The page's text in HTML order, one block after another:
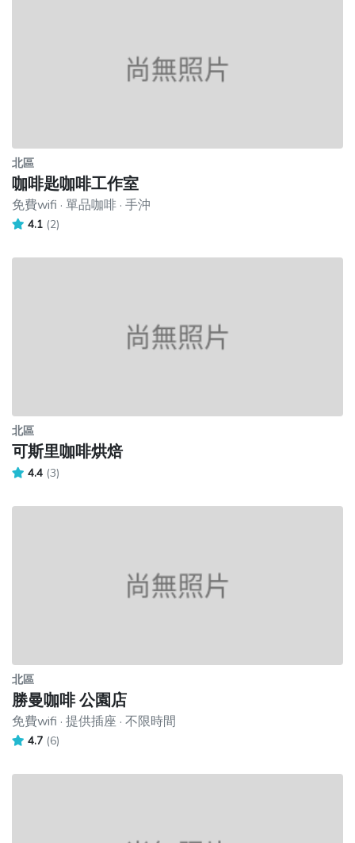
北區
咖啡匙咖啡工作室
免費wifi · 單品咖啡 · 手沖
4.1 (2)
北區
可斯里咖啡烘焙
4.4 (3)
北區
勝曼咖啡 公園店
免費wifi · 提供插座 · 不限時間
4.7 (6)